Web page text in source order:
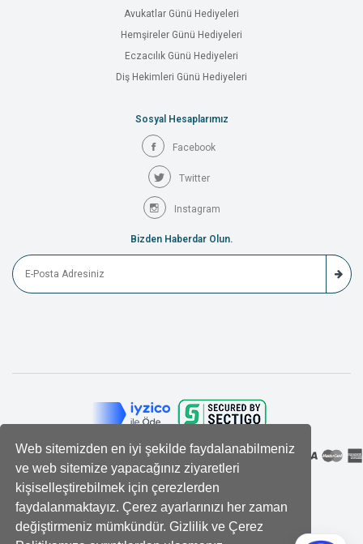
Web sitemizden en iyi şekilde faydalanabilmeniz
ve web sitemize yapacağınız ziyaretleri
kişiselleştirebilmek için çerezlerden
faydalanmaktayız. Çerez ayarlarınızı her zaman
değiştirmeniz mümkündür. Gizlilik ve Çerez
Avukatlar Günü Hediyeleri
Hemşireler Günü Hediyeleri
Eczacılık Günü Hediyeleri
Diş Hekimleri Günü Hediyeleri
Sosyal Hesaplarımız
Facebook
Twitter
Instagram
Bizden Haberdar Olun.